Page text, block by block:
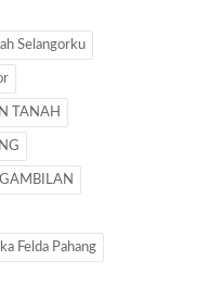
Selangorku
TANAH
Felda Pahang